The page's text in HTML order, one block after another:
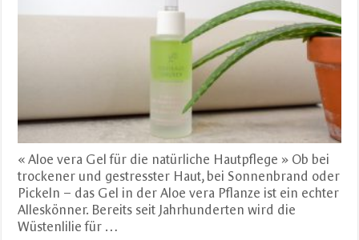
« Aloe vera Gel für die natürliche Hautpflege » Ob bei
trockener und gestresster Haut, bei Sonnenbrand oder
Pickeln – das Gel in der Aloe vera Pflanze ist ein echter
Alleskönner. Bereits seit Jahrhunderten wird die
Wüstenlilie für …